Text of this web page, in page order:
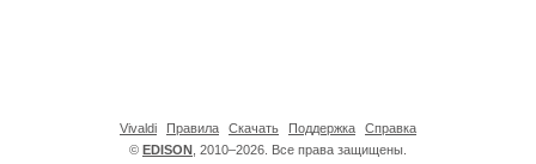
© EDISON , 2010–2026. Все права защищены.
Vivaldi Правила Скачать Поддержка Справка